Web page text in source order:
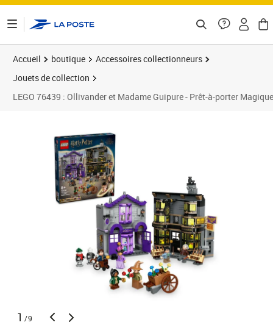
Accueil boutique
Accessoires collectionneurs
Jouets de collection
LEGO 76439 : Ollivander et Madame Guipure - Prêt-à-porter
1 /9